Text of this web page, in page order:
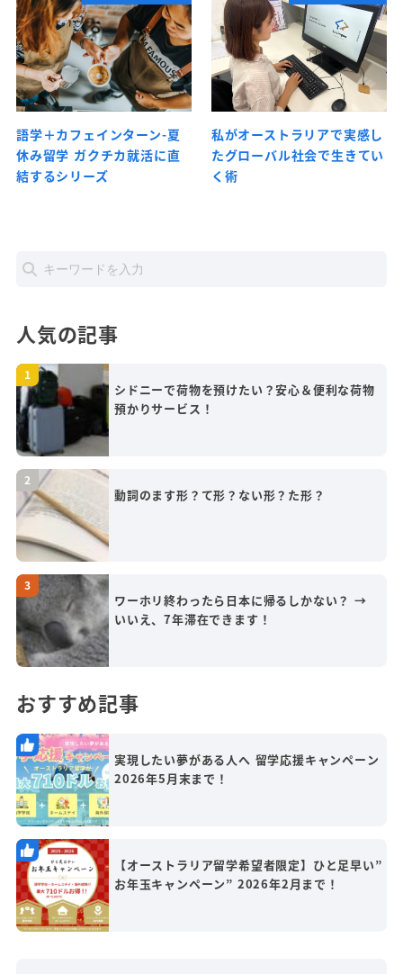
語学＋カフェインターン-夏
休み留学 ガクチカ就活に直
結するシリーズ
私がオーストラリアで実感し
たグローバル社会で生きてい
く術
人気の記事
シドニーで荷物を預けたい？安心＆便利な荷物
預かりサービス！
動詞のます形？て形？ない形？た形？
ワーホリ終わったら日本に帰るしかない？ →
いいえ、7年滞在できます！
おすすめ記事
実現したい夢がある人へ 留学応援キャンペーン
2026年5月末まで！
【オーストラリア留学希望者限定】ひと足早い”
お年玉キャンペーン” 2026年2月まで！